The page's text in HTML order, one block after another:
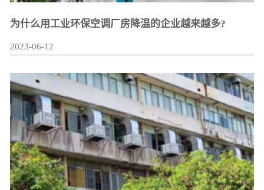
为什么用工业环保空调厂房降温的企业越来越多?
2023-06-12